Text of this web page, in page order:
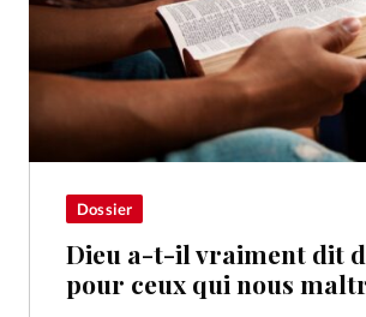
Dossier
Dieu a-t-il vraiment dit
pour ceux qui nous